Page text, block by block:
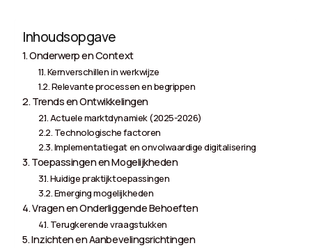
Inhoudsopgave
Onderwerp en Context
Kernverschillen in werkwijze
Relevante processen en begrippen
Trends en Ontwikkelingen
Actuele marktdynamiek (2025-2026)
Technologische factoren
Implementatiegat en onvolwaardige digitalisering
Toepassingen en Mogelijkheden
Huidige praktijktoepassingen
Emerging mogelijkheden
Vragen en Onderliggende Behoeften
Terugkerende vraagstukken
Inzichten en Aanbevelingsrichtingen